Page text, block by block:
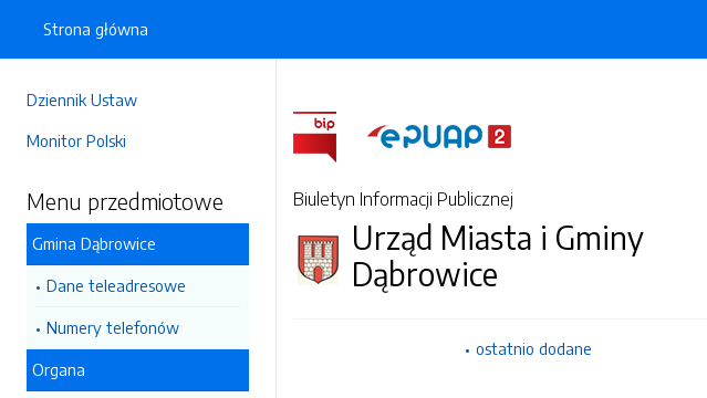
Dziennik Ustaw
Monitor Polski
Menu przedmiotowe
Gmina Dąbrowice
Dane teleadresowe
Numery telefonów
Organa
Strona główna
Biuletyn Informacji Publicznej
Urząd Miasta i Gminy
Dąbrowice
ostatnio dodane